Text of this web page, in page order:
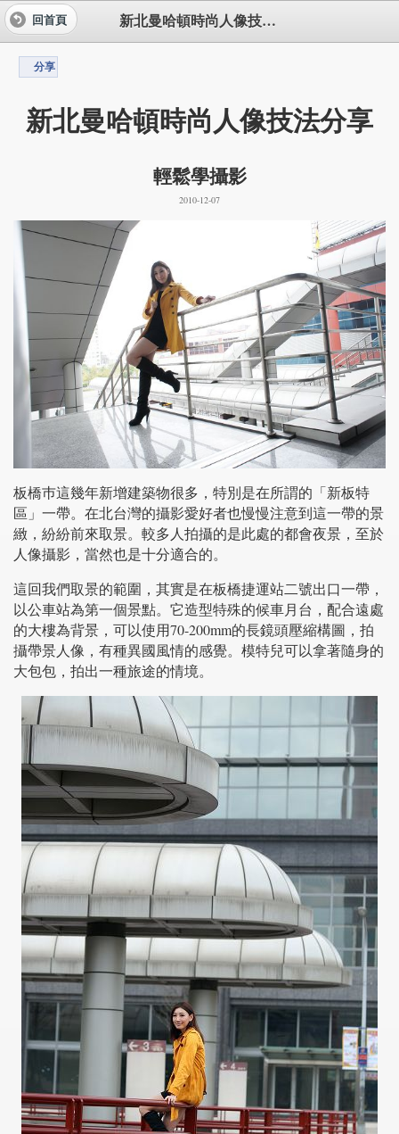
新北曼哈頓時尚人像技法分享
回首頁
分享
新北曼哈頓時尚人像技法分享
輕鬆學攝影
2010-12-07
板橋巿這幾年新增建築物很多，特別是在所謂的「新板特
區」一帶。在北台灣的攝影愛好者也慢慢注意到這一帶的景
緻，紛紛前來取景。較多人拍攝的是此處的都會夜景，至於
人像攝影，當然也是十分適合的。
這回我們取景的範圍，其實是在板橋捷運站二號出口一帶，
以公車站為第一個景點。它造型特殊的候車月台，配合遠處
的大樓為背景，可以使用70-200mm的長鏡頭壓縮構圖，拍
攝帶景人像，有種異國風情的感覺。模特兒可以拿著隨身的
大包包，拍出一種旅途的情境。